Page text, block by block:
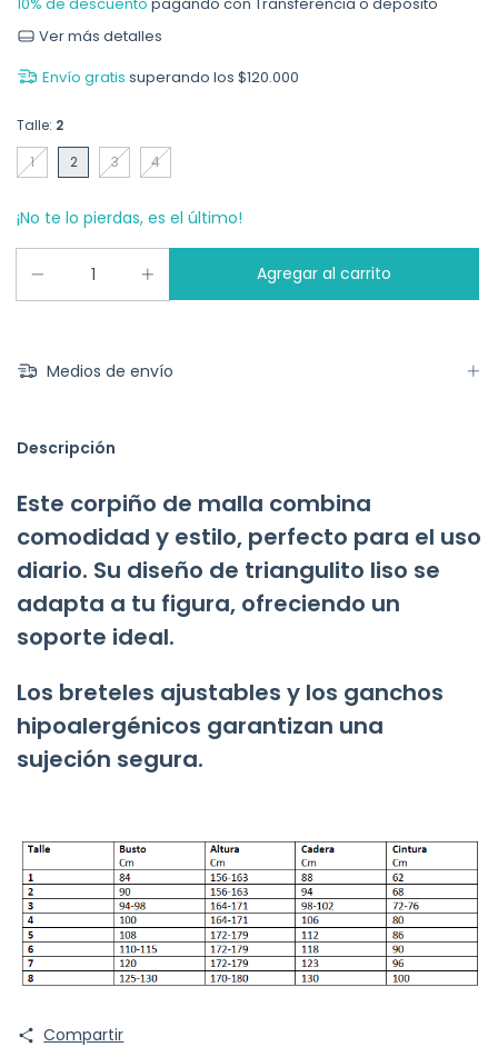
Ver más detalles
Envío gratis superando los $120.000
Talle: 2
1
2 3 4
¡No te lo pierdas, es el último!
Medios de envío
Descripción
Este corpiño de malla combina
comodidad y estilo, perfecto para el uso
diario. Su diseño de triangulito liso se
adapta a tu figura, ofreciendo un
soporte ideal.
Los breteles ajustables y los ganchos
hipoalergénicos garantizan una
sujeción segura.
Compartir